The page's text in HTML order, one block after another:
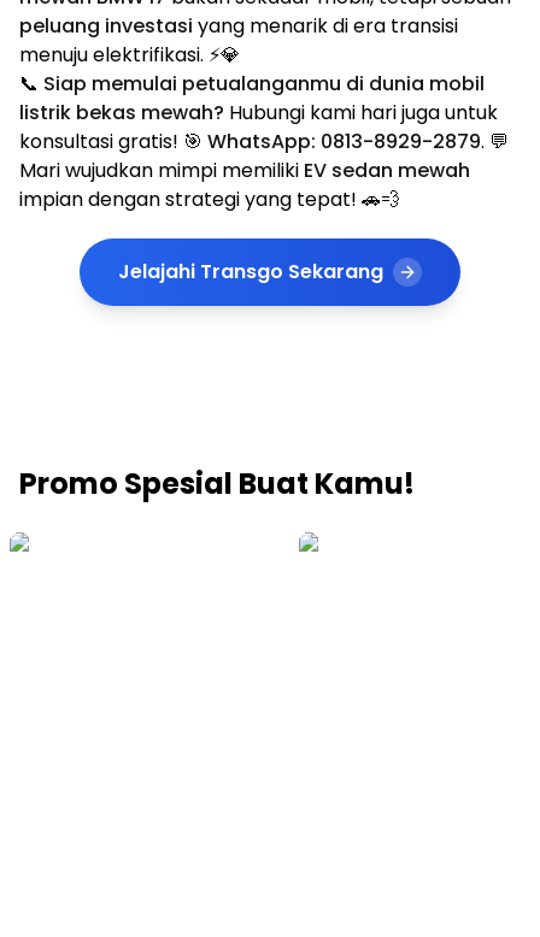
peluang investasi yang menarik di era transisi
menuju elektrifikasi. ⚡💎
📞 Siap memulai petualanganmu di dunia mobil
listrik bekas mewah? Hubungi kami hari juga untuk
konsultasi gratis! 🎯 WhatsApp: 0813-8929-2879. 💬
Mari wujudkan mimpi memiliki EV sedan mewah
impian dengan strategi yang tepat! 🚗💨
Jelajahi Transgo Sekarang
Promo Spesial Buat Kamu!